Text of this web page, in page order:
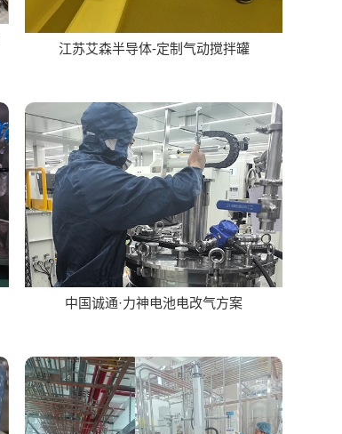
江苏艾森半导体-定制气动搅拌罐
中国诚通·力神电池电改气方案